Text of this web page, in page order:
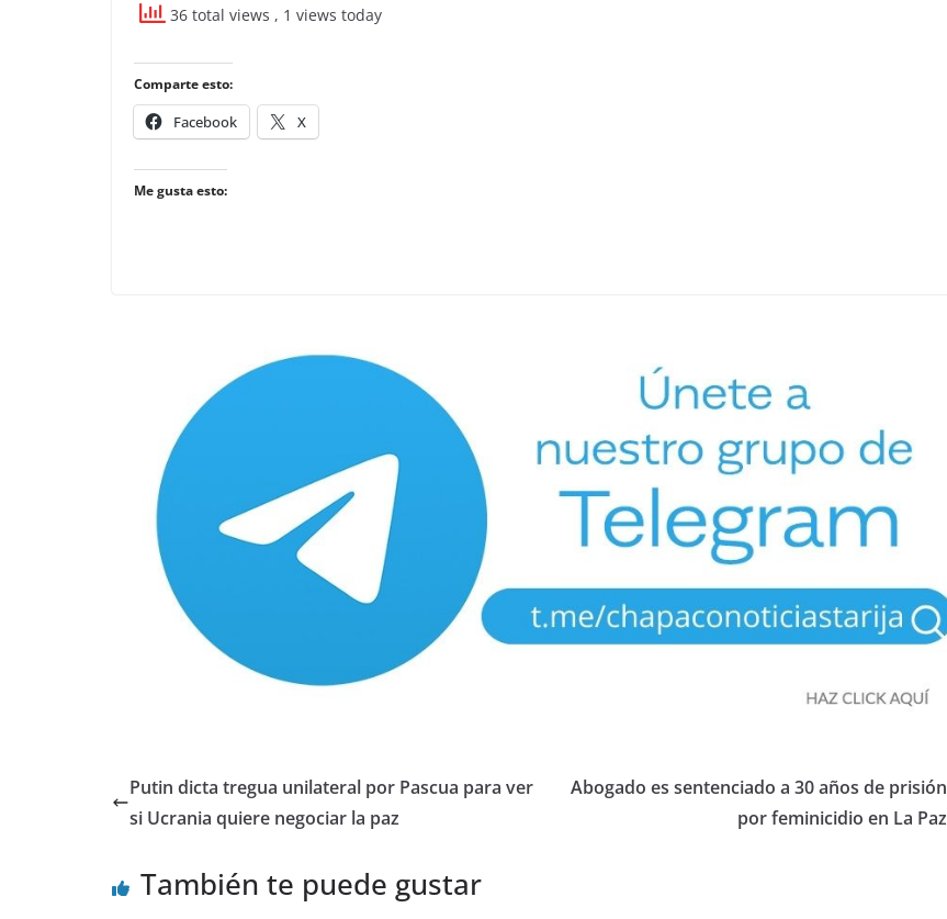
36 total views , 1 views today
Comparte esto:
Facebook X
Me gusta esto:
Putin dicta tregua unilateral por Pascua para ver
si Ucrania quiere negociar la paz
Abogado es sentenciado a 30 años de prisión
por feminicidio en La Paz
También te puede gustar